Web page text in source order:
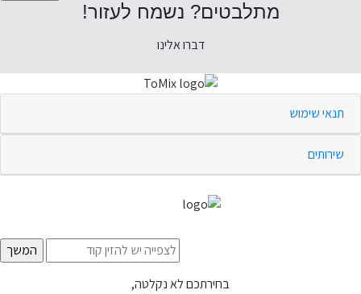
מתלבטים? נשמח לעזור!
דברו אלינו
תנאי שימוש
שירותים
בחירתכם לא נקלטה,